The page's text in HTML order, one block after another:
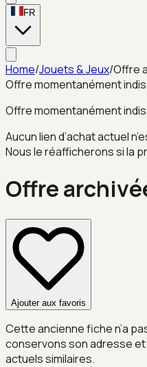
FR
Home/Jouets & Jeux/Offre
Offre momentanément
Offre momentanément
Aucun lien d’achat actuel
Nous le réafficherons si la
Offre
Ajouter aux favoris
Cette ancienne fiche n’a
conservons son adresse
actuels similaires.